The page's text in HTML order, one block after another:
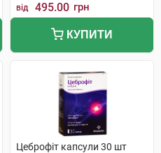
від 495.00 грн
КУПИТИ
Цеброфіт капсули 30 шт